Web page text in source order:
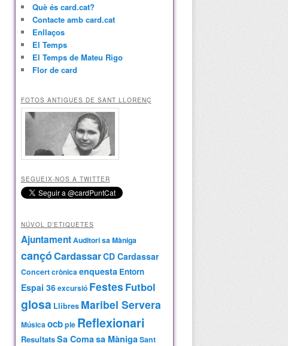
Què és card.cat?
Contacte amb card.cat
Enllaços
El Temps
El Temps de Mateu Rigo
Flor de card
FOTOS ANTIGUES DE SANT LLORENÇ
SEGUEIX-NOS A TWITTER
NÚVOL D’ETIQUETES
AjuntamentAuditori sa Màniga
cançóCardassarCD Cardassar
Concertcrònicaenquesta Entorn
Espai 36excursió Festes Futbol
glosa Llibres Maribel Servera
Músicaocbple Reflexionari
ResultatsSa Comasa MànigaSant